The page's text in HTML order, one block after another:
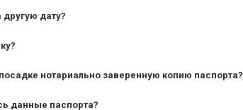
дату?
нотариально заверенную копию паспорта?
данные паспорта?